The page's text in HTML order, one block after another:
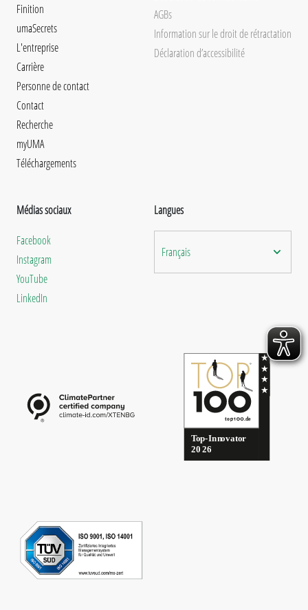
Finition
umaSecrets
L'entreprise
Carrière
Personne de contact
Contact
Recherche
myUMA
Téléchargements
AGBs
Information sur le droit de rétractation
Déclaration d’accessibilité
Médias sociaux
Facebook
Instagram
YouTube
LinkedIn
Langues
Français